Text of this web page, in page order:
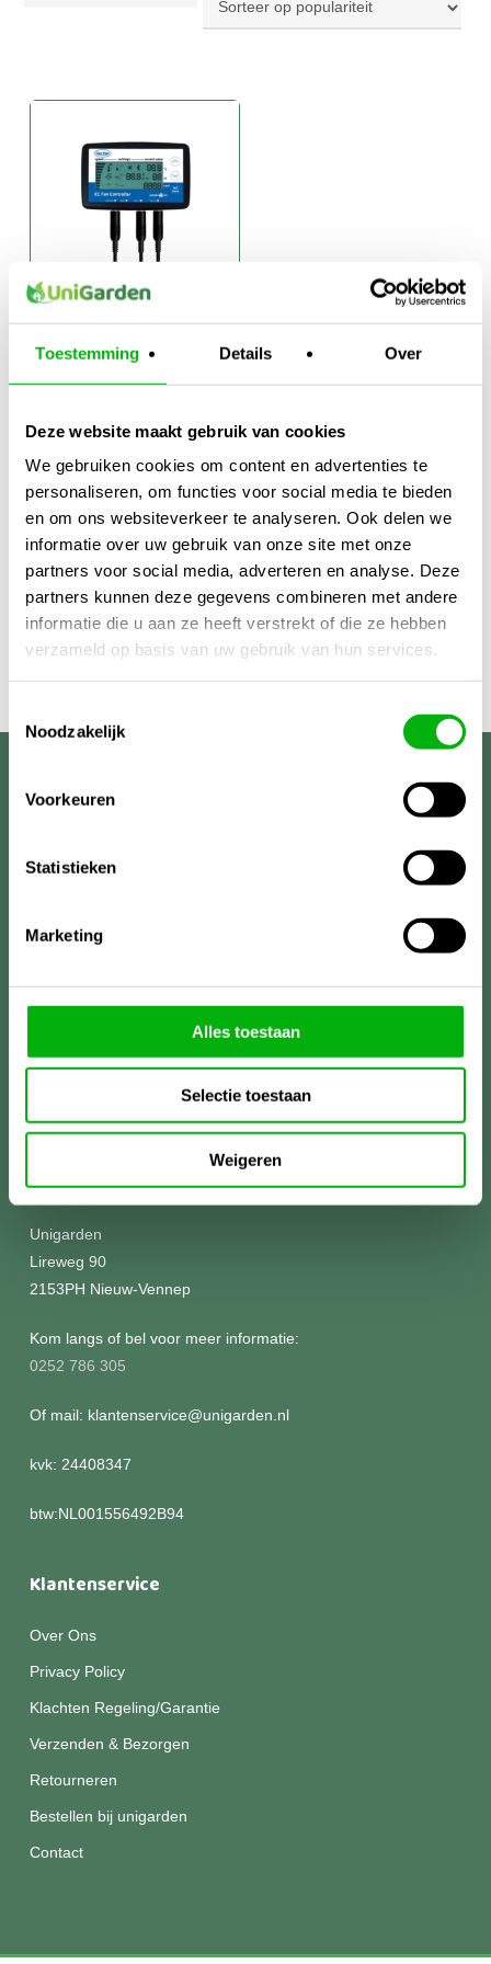
Toestemming Details Over
Deze website maakt gebruik van cookies
We gebruiken cookies om content en advertenties te
personaliseren, om functies voor social media te bieden
en om ons websiteverkeer te analyseren. Ook delen we
informatie over uw gebruik van onze site met onze
partners voor social media, adverteren en analyse. Deze
partners kunnen deze gegevens combineren met andere
informatie die u aan ze heeft verstrekt of die ze hebben
verzameld op basis van uw gebruik van hun services.
Noodzakelijk
Voorkeuren
Statistieken
Marketing
Alles toestaan
Selectie toestaan
Weigeren
Can-Fan LCD EC
€112,00
Meer informatie?
Unigarden
Lireweg 90
2153PH Nieuw-Vennep
Kom langs of bel voor meer informatie:
0252 786 305
Of mail: klantenservice@unigarden.nl
kvk: 24408347
btw:NL001556492B94
Klantenservice
Over Ons
Privacy Policy
Klachten Regeling/Garantie
Verzenden & Bezorgen
Retourneren
Bestellen bij unigarden
Contact